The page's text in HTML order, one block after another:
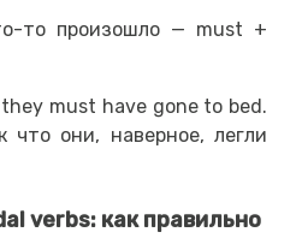
то произошло — must +
must have gone to bed.
они, наверное, легли
verbs: как правильно